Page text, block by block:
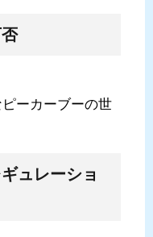
ーカーブーの世
ュレーショ